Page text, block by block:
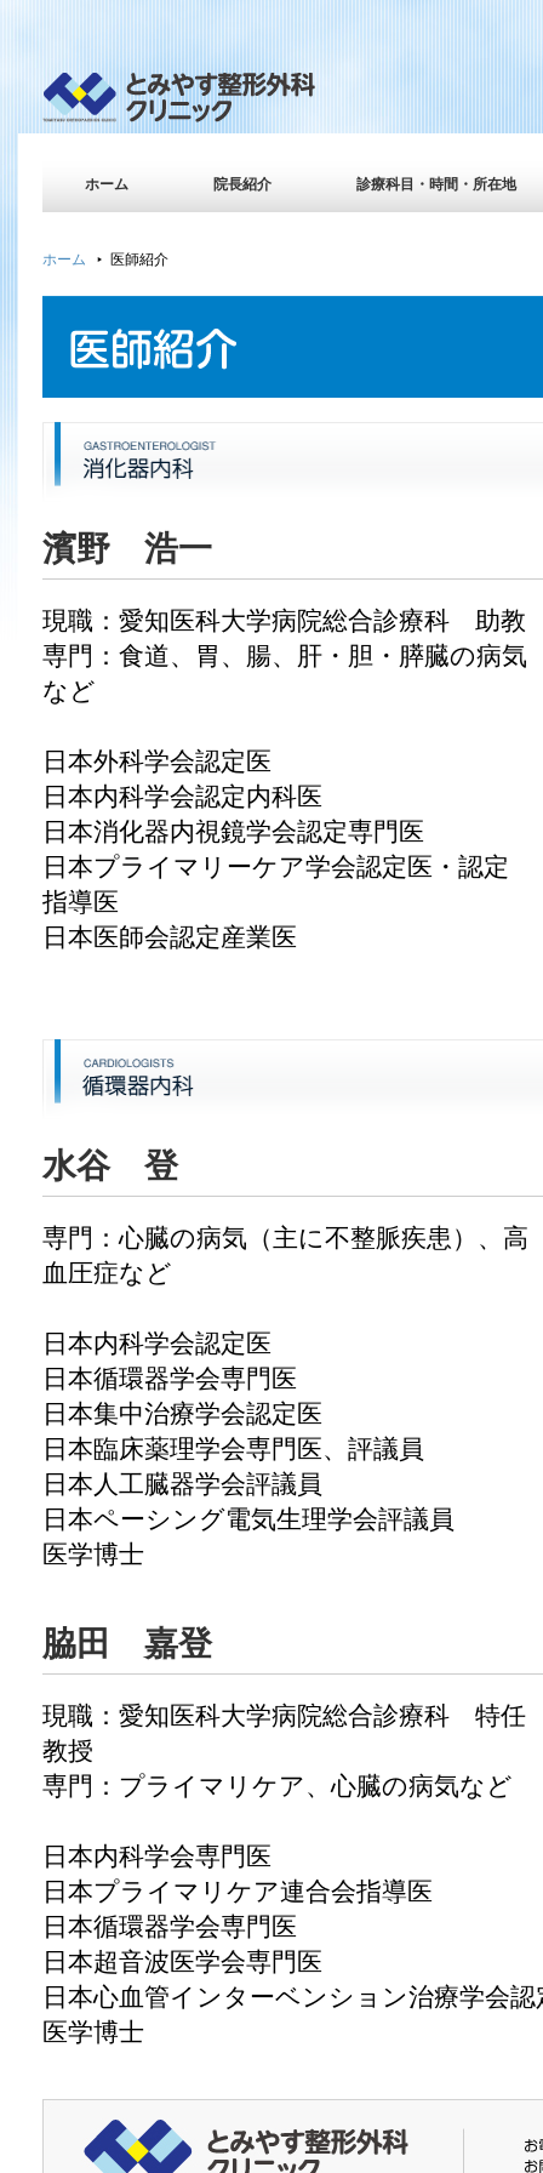
ホーム 院長紹介 診療科目・時間・所在地
ホーム 医師紹介
濱野 浩一
現職：愛知医科大学病院総合診療科 助教
専門：食道、胃、腸、肝・胆・膵臓の病気
など
日本外科学会認定医
日本内科学会認定内科医
日本消化器内視鏡学会認定専門医
日本プライマリーケア学会認定医・認定
指導医
日本医師会認定産業医
水谷 登
専門：心臓の病気（主に不整脈疾患）、高
血圧症など
日本内科学会認定医
日本循環器学会専門医
日本集中治療学会認定医
日本臨床薬理学会専門医、評議員
日本人工臓器学会評議員
日本ペーシング電気生理学会評議員
医学博士
脇田 嘉登
現職：愛知医科大学病院総合診療科 特任
教授
専門：プライマリケア、心臓の病気など
日本内科学会専門医
日本プライマリケア連合会指導医
日本循環器学会専門医
日本超音波医学会専門医
日本心血管インターベンション治療学会認
医学博士